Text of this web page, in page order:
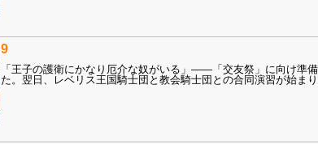
9
「王子の護衛にかなり厄介な奴がいる」――「交友祭」に向け準
た。翌日、レベリス王国騎士団と教会騎士団との合同演習が始ま